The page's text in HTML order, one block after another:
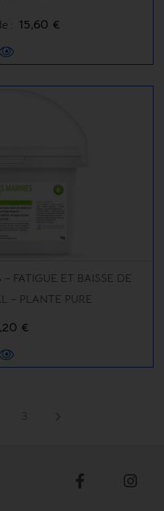
: 15,60 €
FATIGUE ET BAISSE DE
– PLANTE PURE
€
3